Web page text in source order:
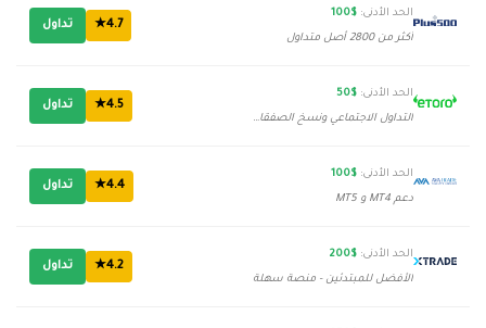
الحد الأدنى: $100
أكثر من 2800 أصل متداول
4.7★ تداول
الحد الأدنى: $50
التداول الاجتماعي ونسخ الصفقات
4.5★ تداول
الحد الأدنى: $100
دعم MT4 و MT5
4.4★ تداول
الحد الأدنى: $200
الأفضل للمبتدئين - منصة سهلة
4.2★ تداول